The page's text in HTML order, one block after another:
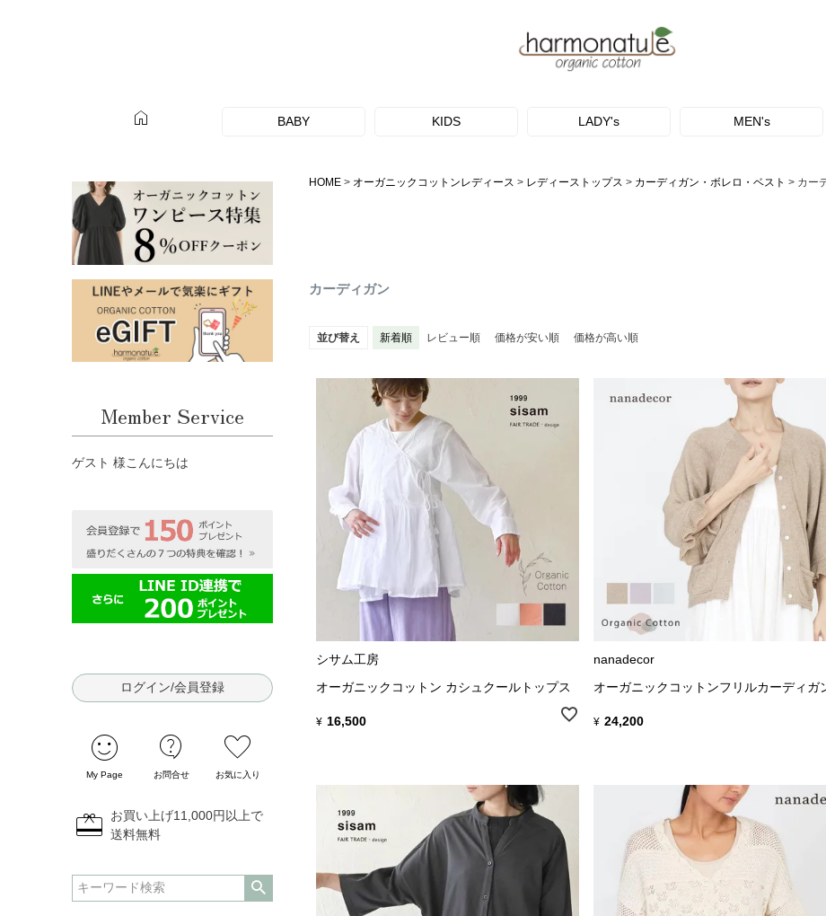
home BABY KIDS LADY's MEN's
Member Service
ゲスト 様こんにちは
ログイン/会員登録
sentiment_satisfied
My Page
contact_support
お問合せ
favorite
お気に入り
redeem
お買い上げ11,000円以上で
送料無料
HOME オーガニックコットンレディース レディーストップス カーディガン・ボレロ・ベスト カー
カーディガン
並び替え 新着順 レビュー順 価格が安い順 価格が高い順
シサム工房
オーガニックコットン カシュクールトップス
¥ 16,500
nanadecor
オーガニックコットンフリルカーディガ
¥ 24,200